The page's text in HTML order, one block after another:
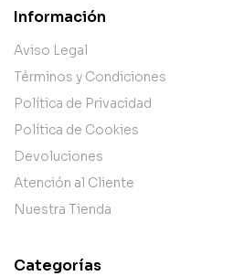
Información
Aviso Legal
Términos y Condiciones
Política de Privacidad
Política de Cookies
Devoluciones
Atención al Cliente
Nuestra Tienda
Categorías